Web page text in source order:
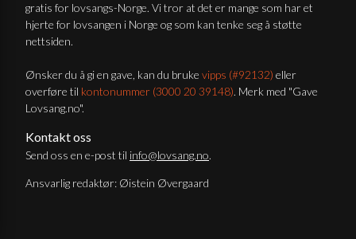
gratis for lovsangs-Norge. Vi tror at det er mange som har et
hjerte for lovsangen i Norge og som kan tenke seg å støtte
nettsiden.
Ønsker du å gi en gave, kan du bruke vipps (#92132) eller
overføre til kontonummer (3000 20 39148). Merk med "Gave
Lovsang.no".
Kontakt oss
Send oss en e-post til info@lovsang.no.
Ansvarlig redaktør: Øistein Øvergaard